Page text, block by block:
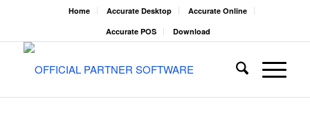
Home Accurate Desktop
Accurate Online
Accurate POS
Download